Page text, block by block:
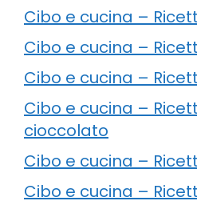
Cibo e cucina –
Cibo e cucina –
Cibo e cucina –
Cibo e cucina –
cioccolato
Cibo e cucina –
Cibo e cucina –